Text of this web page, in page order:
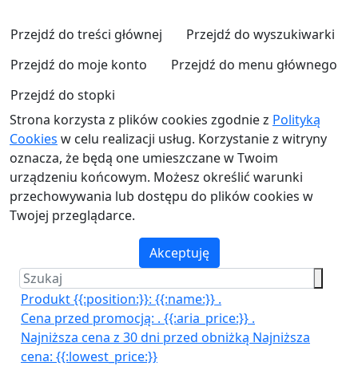
Przejdź do treści głównej
Przejdź do wyszukiwarki
Przejdź do moje konto
Przejdź do menu głównego
Przejdź do stopki
Strona korzysta z plików cookies zgodnie z Polityką
Cookies w celu realizacji usług. Korzystanie z witryny
oznacza, że będą one umieszczane w Twoim
urządzeniu końcowym. Możesz określić warunki
przechowywania lub dostępu do plików cookies w
Twojej przeglądarce.
Akceptuję
Produkt {{:position:}}: {{:name:}} .
Cena przed promocją: . {{:aria_price:}} .
Najniższa cena z 30 dni przed obniżką Najniższa
cena: {{:lowest_price:}}